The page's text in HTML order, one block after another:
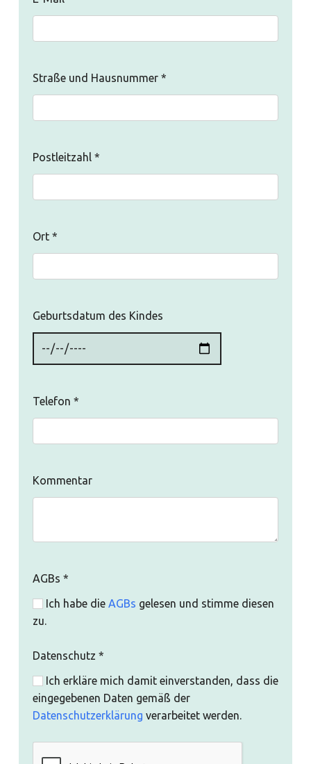
Straße und Hausnummer *
Postleitzahl *
Ort *
Geburtsdatum des Kindes
Telefon *
Kommentar
AGBs *
Ich habe die AGBs gelesen und stimme diesen
zu.
Datenschutz *
Ich erkläre mich damit einverstanden, dass die
eingegebenen Daten gemäß der
Datenschutzerklärung verarbeitet werden.